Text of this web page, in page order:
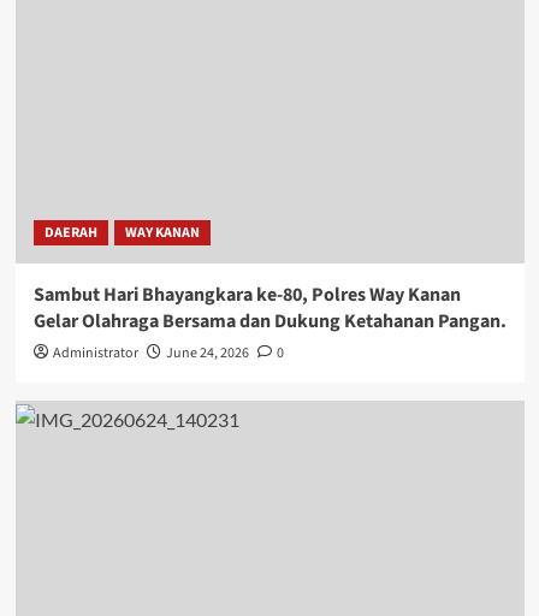
DAERAH WAY KANAN
Sambut Hari Bhayangkara ke-80, Polres Way Kanan
Gelar Olahraga Bersama dan Dukung Ketahanan Pangan.
Administrator June 24, 2026 0